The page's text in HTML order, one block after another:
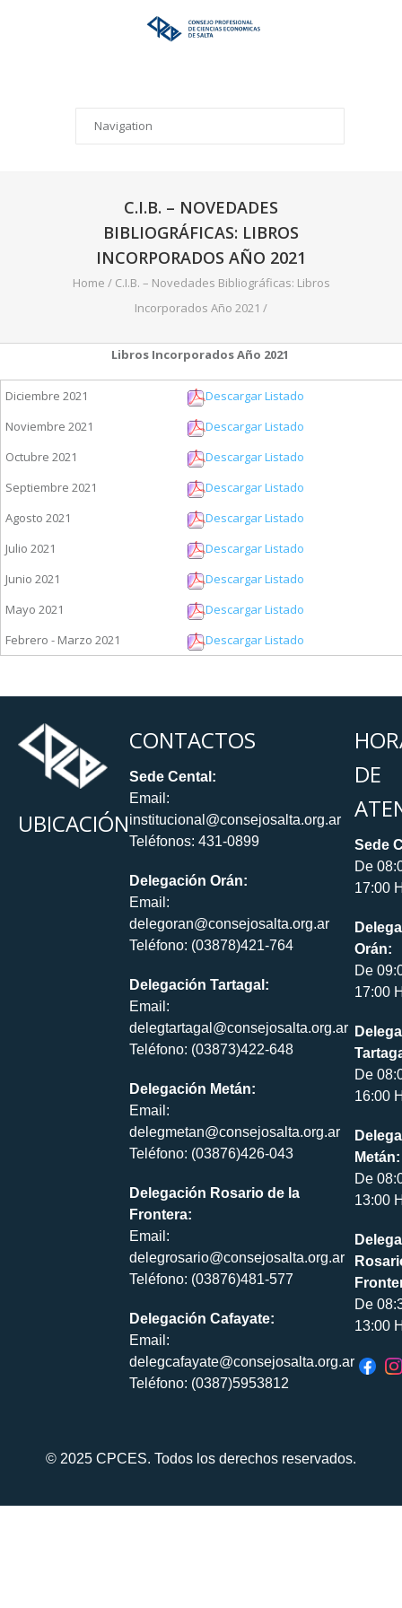
C.I.B. – NOVEDADES
BIBLIOGRÁFICAS: LIBROS
INCORPORADOS AÑO 2021
Home / C.I.B. – Novedades Bibliográficas: Libros
Incorporados Año 2021 /
Libros Incorporados Año 2021
Diciembre 2021
Descargar Listado
Noviembre 2021
Descargar Listado
Octubre 2021
Descargar Listado
Septiembre 2021
Descargar Listado
Agosto 2021
Descargar Listado
Julio 2021
Descargar Listado
Junio 2021
Descargar Listado
Mayo 2021
Descargar Listado
Febrero - Marzo 2021
Descargar Listado
UBICACIÓN
CONTACTOS
Sede Cental:
Email:
institucional@consejosalta.org.ar
Teléfonos: 431-0899
Delegación Orán:
Email:
delegoran@consejosalta.org.ar
Teléfono: (03878)421-764
Delegación Tartagal:
Email:
delegtartagal@consejosalta.org.ar
Teléfono: (03873)422-648
Delegación Metán:
Email:
delegmetan@consejosalta.org.ar
Teléfono: (03876)426-043
Delegación Rosario de la
Frontera:
Email:
delegrosario@consejosalta.org.ar
Teléfono: (03876)481-577
Delegación Cafayate:
Email:
delegcafayate@consejosalta.org.ar
Teléfono: (0387)5953812
DE
Sede
De
17:00
Orán:
De
17:00
De
16:00
Metán:
De
13:00
De
13:00
© 2025 CPCES. Todos los derechos reservados.